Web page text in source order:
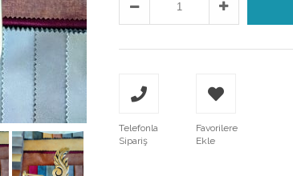
Telefonla
Sipariş
Favorilere
Ekle